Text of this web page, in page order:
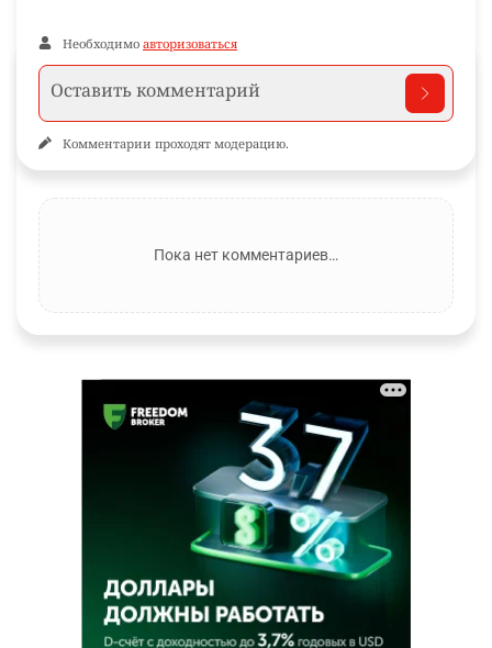
Необходимо авторизоваться
Комментарии проходят модерацию.
Пока нет комментариев…